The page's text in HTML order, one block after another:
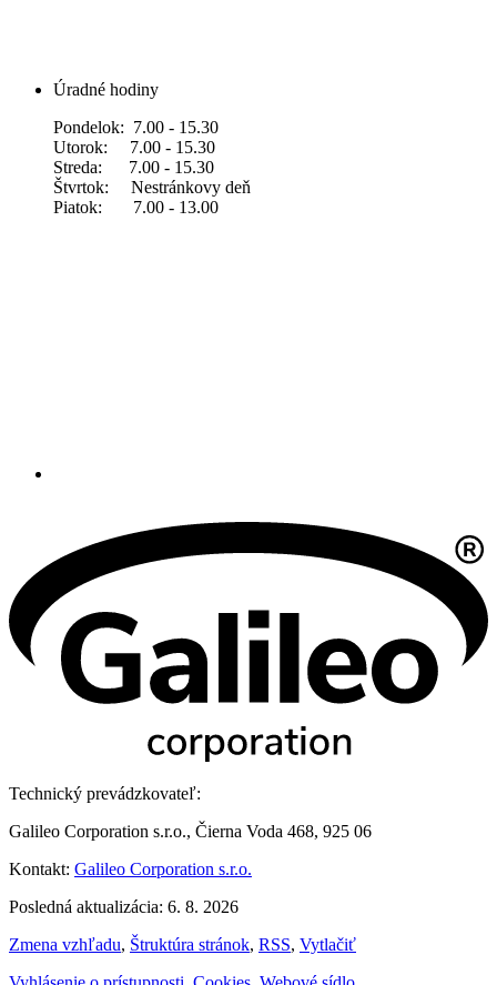
Úradné hodiny
Pondelok: 7.00 - 15.30
Utorok: 7.00 - 15.30
Streda: 7.00 - 15.30
Štvrtok: Nestránkovy deň
Piatok: 7.00 - 13.00
Technický prevádzkovateľ:
Galileo Corporation s.r.o., Čierna Voda 468, 925 06
Kontakt: Galileo Corporation s.r.o.
Posledná aktualizácia: 6. 8. 2026
Zmena vzhľadu, Štruktúra stránok, RSS, Vytlačiť